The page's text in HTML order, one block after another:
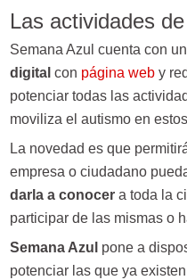
Las actividades
Semana Azul cuenta con
digital con página web y
potenciar todas las
moviliza el autismo en
La novedad es que
empresa o ciudadano
darla a conocer a toda la
participar de las mismas o
Semana Azul pone a
potenciar las que ya